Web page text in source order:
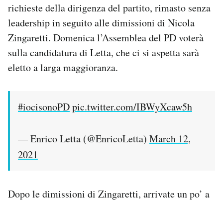
AREA PERSONALE
Area Personale
Notifiche mobile
Regala il Post
richieste della dirigenza del partito, rimasto senza
leadership in seguito alle dimissioni di Nicola
Zingaretti. Domenica l’Assemblea del PD voterà
sulla candidatura di Letta, che ci si aspetta sarà
eletto a larga maggioranza.
#iocisonoPDpic.twitter.com/IBWyXcaw5h
— Enrico Letta (@EnricoLetta) March 12,
2021
Dopo le dimissioni di Zingaretti, arrivate un po’ a